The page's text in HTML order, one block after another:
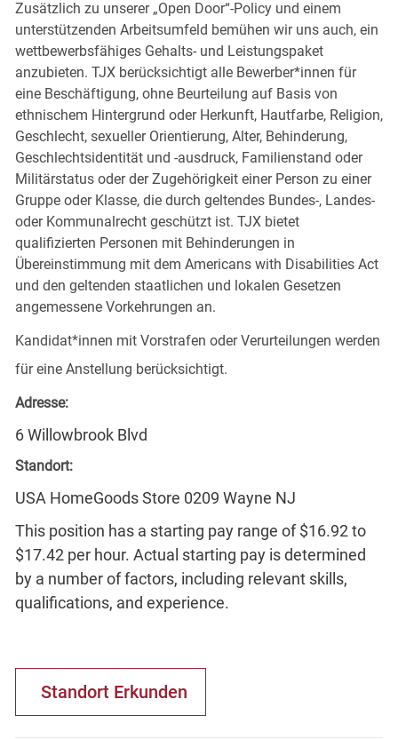
Zusätzlich zu unserer „Open Door“-Policy und einem
unterstützenden Arbeitsumfeld bemühen wir uns auch, ein
wettbewerbsfähiges Gehalts- und Leistungspaket
anzubieten. TJX berücksichtigt alle Bewerber*innen für
eine Beschäftigung, ohne Beurteilung auf Basis von
ethnischem Hintergrund oder Herkunft, Hautfarbe, Religion,
Geschlecht, sexueller Orientierung, Alter, Behinderung,
Geschlechtsidentität und -ausdruck, Familienstand oder
Militärstatus oder der Zugehörigkeit einer Person zu einer
Gruppe oder Klasse, die durch geltendes Bundes-, Landes-
oder Kommunalrecht geschützt ist. TJX bietet
qualifizierten Personen mit Behinderungen in
Übereinstimmung mit dem Americans with Disabilities Act
und den geltenden staatlichen und lokalen Gesetzen
angemessene Vorkehrungen an.
Kandidat*innen mit Vorstrafen oder Verurteilungen werden
für eine Anstellung berücksichtigt.
Adresse:
6 Willowbrook Blvd
Standort:
USA HomeGoods Store 0209 Wayne NJ
This position has a starting pay range of $16.92 to
$17.42 per hour. Actual starting pay is determined
by a number of factors, including relevant skills,
qualifications, and experience.
Standort Erkunden